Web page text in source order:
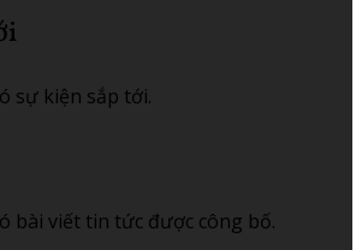
sự kiện sắp tới.
bài viết tin tức được công bố.